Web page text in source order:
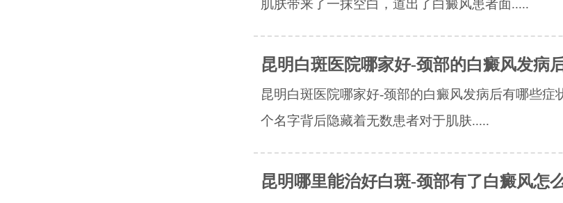
肌肤带来了一抹空白，道出了白癜风患者面.....
昆明白斑医院哪家好-颈部的白癜风发病
昆明白斑医院哪家好-颈部的白癜风发病后有哪些症
个名字背后隐藏着无数患者对于肌肤.....
昆明哪里能治好白斑-颈部有了白癜风怎